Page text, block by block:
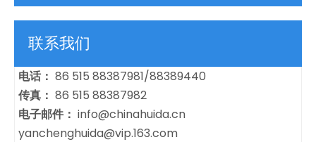
联系我们
电话： 86 515 88387981/88389440
传真： 86 515 88387982
电子邮件： info@chinahuida.cn
yanchenghuida@vip.163.com